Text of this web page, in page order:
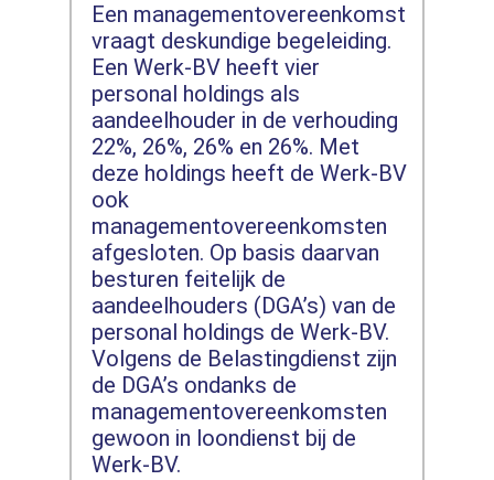
Een managementovereenkomst
vraagt deskundige begeleiding.
Een Werk-BV heeft vier
personal holdings als
aandeelhouder in de verhouding
22%, 26%, 26% en 26%. Met
deze holdings heeft de Werk-BV
ook
managementovereenkomsten
afgesloten. Op basis daarvan
besturen feitelijk de
aandeelhouders (DGA’s) van de
personal holdings de Werk-BV.
Volgens de Belastingdienst zijn
de DGA’s ondanks de
managementovereenkomsten
gewoon in loondienst bij de
Werk-BV.